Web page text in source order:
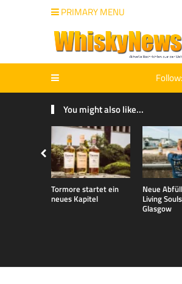
PRIMARY MENU
Follow:
You might also like...
Tormore startet ein
neues Kapitel
Neue
Living
Glasgow